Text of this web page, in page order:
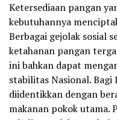
Ketersediaan pangan
kebutuhannya
Berbagai gejolak sosial
ketahanan pangan
ini bahkan dapat
stabilitas Nasional.
diidentikkan dengan
makanan pokok utama.